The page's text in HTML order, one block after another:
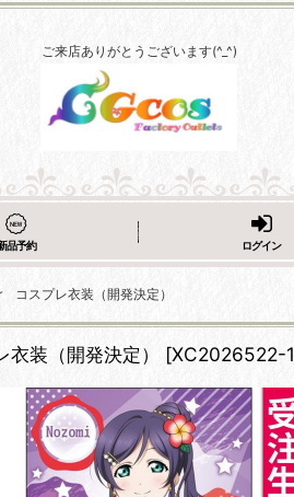
ご来店ありがとうございます(^_^)
品予約 ログイン
スプレ衣装（開発決定）
（開発決定） [XC2026522-1